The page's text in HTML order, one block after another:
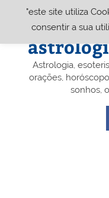
Portal
Astrologia,
orações,
sonhos,
"este site utiliza
consentir a sua